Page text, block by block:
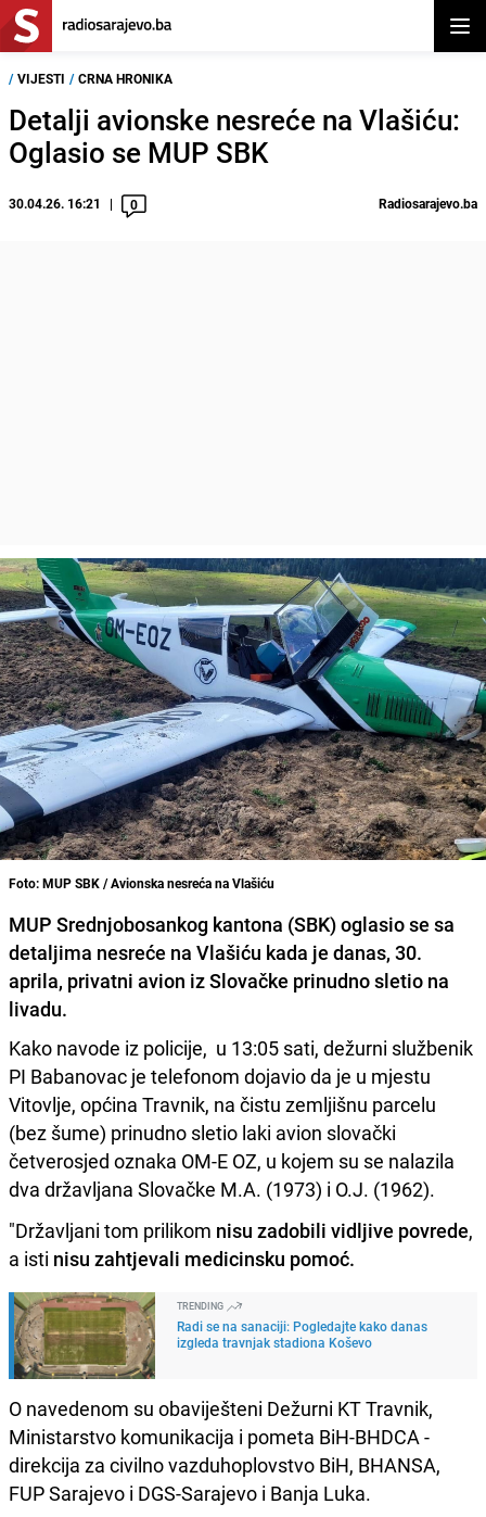
/ VIJESTI / CRNA HRONIKA
Detalji avionske nesreće na Vlašiću:
Oglasio se MUP SBK
30.04.26. 16:21 0 Radiosarajevo.ba
Foto: MUP SBK / Avionska nesreća na Vlašiću
MUP Srednjobosankog kantona (SBK) oglasio se sa
detaljima nesreće na Vlašiću kada je danas, 30.
aprila, privatni avion iz Slovačke prinudno sletio na
livadu.
Kako navode iz policije, u 13:05 sati, dežurni službenik
PI Babanovac je telefonom dojavio da je u mjestu
Vitovlje, općina Travnik, na čistu zemljišnu parcelu
(bez šume) prinudno sletio laki avion slovački
četverosjed oznaka OM-E OZ, u kojem su se nalazila
dva državljana Slovačke M.A. (1973) i O.J. (1962).
"Državljani tom prilikom nisu zadobili vidljive povrede,
a isti nisu zahtjevali medicinsku pomoć.
TRENDING
Radi se na sanaciji: Pogledajte kako danas
izgleda travnjak stadiona Koševo
O navedenom su obaviješteni Dežurni KT Travnik,
Ministarstvo komunikacija i pometa BiH-BHDCA -
direkcija za civilno vazduhoplovstvo BiH, BHANSA,
FUP Sarajevo i DGS-Sarajevo i Banja Luka.